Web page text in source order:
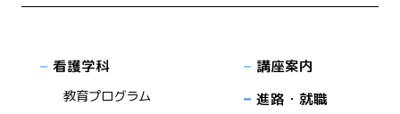
看護学科
教育プログラム
講座案内
進路・就職